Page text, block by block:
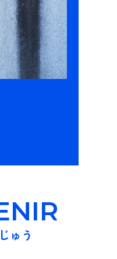
ゅう